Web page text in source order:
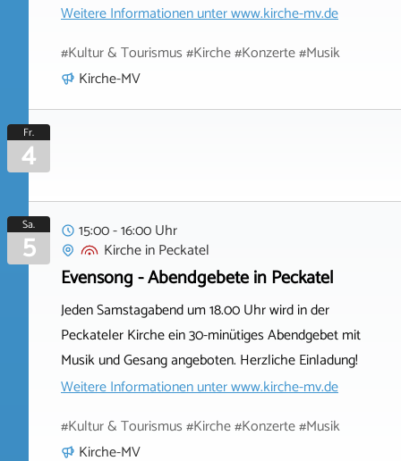
Weitere Informationen unterwww.kirche-mv.de
#Kultur & Tourismus #Kirche #Konzerte #Musik
Kirche-MV
Fr.
4
Sa.
5
15:00 - 16:00 Uhr
KircheinPeckatel
Evensong - Abendgebete in Peckatel
Jeden Samstagabend um 18.00 Uhr wird in der
Peckateler Kirche ein 30-minütiges Abendgebet mit
Musik und Gesang angeboten. Herzliche Einladung!
Weitere Informationen unterwww.kirche-mv.de
#Kultur & Tourismus #Kirche #Konzerte #Musik
Kirche-MV